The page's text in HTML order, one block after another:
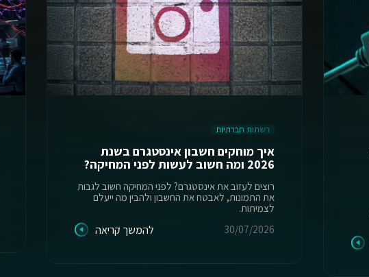
רשתות חברתיות
איך מוחקים חשבון אינסטגרם בשנת
2026 ומה חשוב לעשות לפני המחיקה?
רוצים לעזוב את אינסטגרם? לפני המחיקה חשוב לגבות
את התמונות, לאבטח את החשבון ולהבין מה ייעלם
לצמיתות.
30/07/2026
להמשך קריאה